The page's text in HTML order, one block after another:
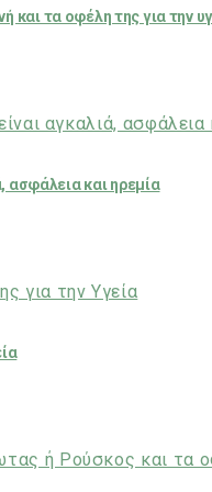
και τα οφέλη της για την
ασφάλεια και ηρεμία